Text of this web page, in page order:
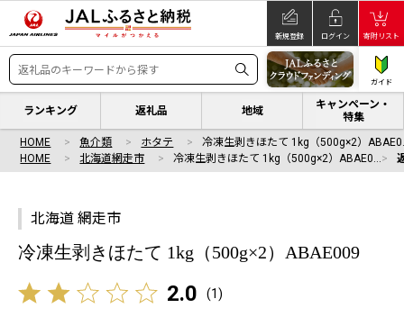
新規登録 ログイン 寄附リスト
ガイド
ランキング 返礼品 地域
キャンペーン・
特集
HOME 魚介類 ホタテ
冷凍生剥きほたて 1kg（500g×2）
HOME
北海道網走市 冷凍生剥きほたて 1kg（500g×2）ABAE0…
北海道 網走市
冷凍生剥きほたて 1kg（500g×2）ABAE009
2.0 (1)